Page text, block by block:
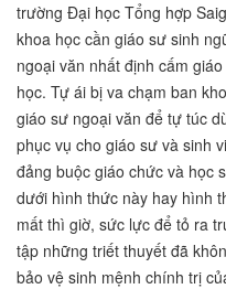
trường Đại học Tổng hợp
khoa học cần giáo sư sinh
ngoại văn nhất định cấm
học. Tự ái bị va chạm ban
giáo sư ngoại văn để tự túc
phục vụ cho giáo sư và sinh
đảng buộc giáo chức và học
dưới hình thức này hay hình
mất thì giờ, sức lực để tỏ ra
tập những triết thuyết đã
bảo vệ sinh mệnh chính trị